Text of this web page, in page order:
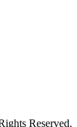
Reserved.